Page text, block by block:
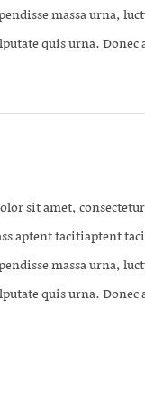
massa urna,
quis urna. Donec
sit amet,
aptent tacitiaptent
massa urna,
quis urna. Donec